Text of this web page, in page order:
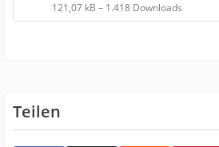
121,07 kB – 1.418 Downloads
Teilen